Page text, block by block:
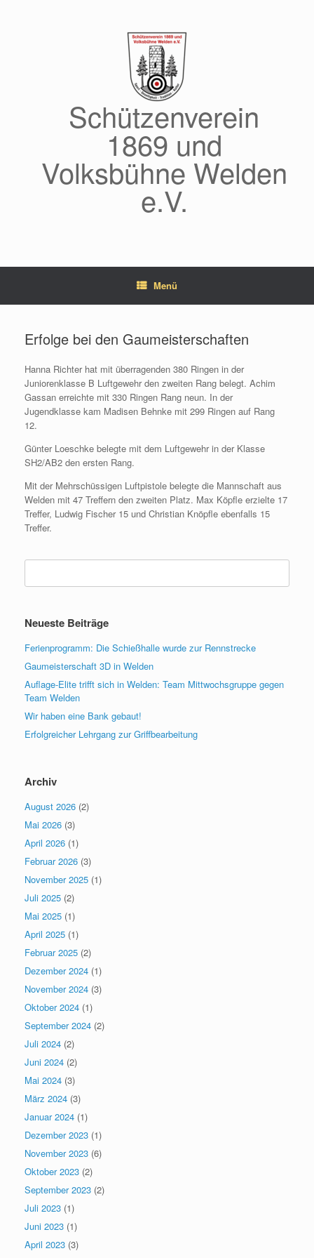
Schützenverein
1869 und
Volksbühne Welden
e.V.
Menü
Erfolge bei den Gaumeisterschaften
Hanna Richter hat mit überragenden 380 Ringen in der
Juniorenklasse B Luftgewehr den zweiten Rang belegt. Achim
Gassan erreichte mit 330 Ringen Rang neun. In der
Jugendklasse kam Madisen Behnke mit 299 Ringen auf Rang
12.
Günter Loeschke belegte mit dem Luftgewehr in der Klasse
SH2/AB2 den ersten Rang.
Mit der Mehrschüssigen Luftpistole belegte die Mannschaft aus
Welden mit 47 Treffern den zweiten Platz. Max Köpfle erzielte 17
Treffer, Ludwig Fischer 15 und Christian Knöpfle ebenfalls 15
Treffer.
Suchen
Neueste Beiträge
Ferienprogramm: Die Schießhalle wurde zur Rennstrecke
Gaumeisterschaft 3D in Welden
Auflage-Elite trifft sich in Welden: Team Mittwochsgruppe gegen
Team Welden
Wir haben eine Bank gebaut!
Erfolgreicher Lehrgang zur Griffbearbeitung
Archiv
August 2026 (2)
Mai 2026 (3)
April 2026 (1)
Februar 2026 (3)
November 2025 (1)
Juli 2025 (2)
Mai 2025 (1)
April 2025 (1)
Februar 2025 (2)
Dezember 2024 (1)
November 2024 (3)
Oktober 2024 (1)
September 2024 (2)
Juli 2024 (2)
Juni 2024 (2)
Mai 2024 (3)
März 2024 (3)
Januar 2024 (1)
Dezember 2023 (1)
November 2023 (6)
Oktober 2023 (2)
September 2023 (2)
Juli 2023 (1)
Juni 2023 (1)
April 2023 (3)